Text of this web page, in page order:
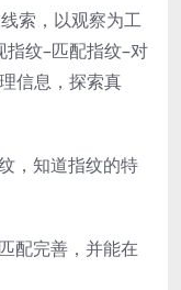
索，以观察为工
指纹–匹配指纹–对
信息，探索真
，知道指纹的特
配完善，并能在